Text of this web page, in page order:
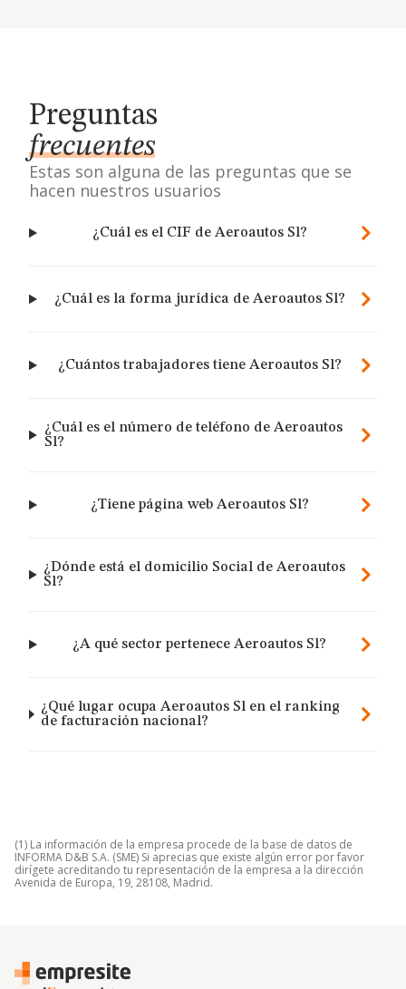
Preguntas
frecuentes
Estas son alguna de las preguntas que se
hacen nuestros usuarios
¿Cuál es el CIF de Aeroautos Sl?
¿Cuál es la forma jurídica de Aeroautos Sl?
¿Cuántos trabajadores tiene Aeroautos Sl?
¿Cuál es el número de teléfono de Aeroautos
Sl?
¿Tiene página web Aeroautos Sl?
¿Dónde está el domicilio Social de Aeroautos
Sl?
¿A qué sector pertenece Aeroautos Sl?
¿Qué lugar ocupa Aeroautos Sl en el ranking
de facturación nacional?
(1) La información de la empresa procede de la base de datos de
INFORMA D&B S.A. (SME) Si aprecias que existe algún error por favor
dirígete acreditando tu representación de la empresa a la dirección
Avenida de Europa, 19, 28108, Madrid.